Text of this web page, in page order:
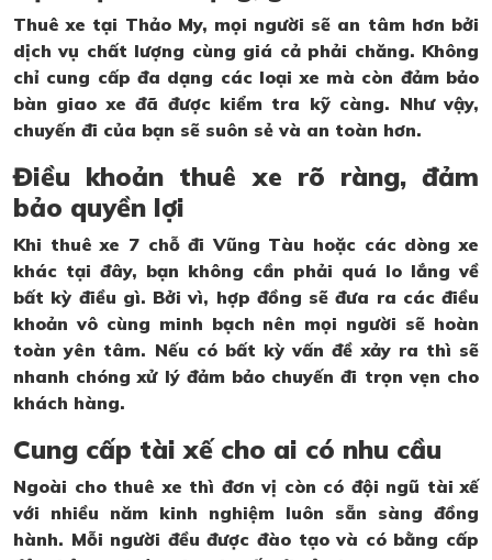
Thuê xe tại Thảo My, mọi người sẽ an tâm hơn bởi
dịch vụ chất lượng cùng giá cả phải chăng. Không
chỉ cung cấp đa dạng các loại xe mà còn đảm bảo
bàn giao xe đã được kiểm tra kỹ càng. Như vậy,
chuyến đi của bạn sẽ suôn sẻ và an toàn hơn.
Điều khoản thuê xe rõ ràng, đảm
bảo quyền lợi
Khi thuê xe 7 chỗ đi Vũng Tàu hoặc các dòng xe
khác tại đây, bạn không cần phải quá lo lắng về
bất kỳ điều gì. Bởi vì, hợp đồng sẽ đưa ra các điều
khoản vô cùng minh bạch nên mọi người sẽ hoàn
toàn yên tâm. Nếu có bất kỳ vấn đề xảy ra thì sẽ
nhanh chóng xử lý đảm bảo chuyến đi trọn vẹn cho
khách hàng.
Cung cấp tài xế cho ai có nhu cầu
Ngoài cho thuê xe thì đơn vị còn có đội ngũ tài xế
với nhiều năm kinh nghiệm luôn sẵn sàng đồng
hành. Mỗi người đều được đào tạo và có bằng cấp